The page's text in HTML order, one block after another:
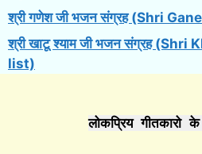
श्री गणेश जी भजन संग्रह (Shri
श्री खाटू श्याम जी भजन संग्रह
list)
लोकप्रिय गीतकारो